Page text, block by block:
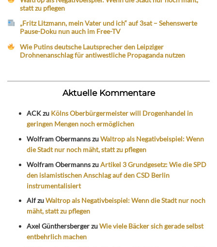
statt zu pflegen
„Fritz Litzmann, mein Vater und ich“ auf 3sat – Sehenswerte
Pause-Doku nun auch im Free-TV
Wie Putins deutsche Lautsprecher den Leipziger
Drohnenanschlag für antiwestliche Propaganda nutzen
Aktuelle Kommentare
ACKzu Kölns Oberbürgermeister will Drogenhandel in
geringen Mengen noch ermöglichen
Wolfram ObermannszuWaltrop als Negativbeispiel: Wenn
die Stadt nur noch mäht, statt zu pflegen
Wolfram ObermannszuArtikel 3 Grundgesetz: Wie die SPD
den islamistischen Anschlag auf den CSD Berlin
instrumentalisiert
AlfzuWaltrop als Negativbeispiel: Wenn die Stadt nur noch
mäht, statt zu pflegen
Axel GünthersbergerzuWie viele Bäcker sich gerade selbst
entbehrlich machen